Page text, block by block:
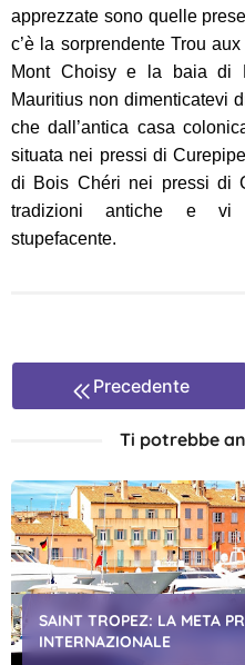
apprezzate sono quelle
c’è la sorprendente Trou
Mont Choisy e la baia di
Mauritius non dimenticatevi
che dall’antica casa
situata nei pressi di
di Bois Chéri nei pressi di
tradizioni antiche e vi
stupefacente.
Precedente
Ti potrebbe
SAINT TROPEZ: LA META
INTERNAZIONALE